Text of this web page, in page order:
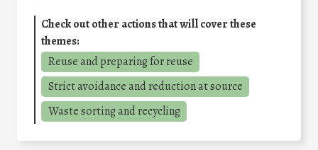
Check out other actions that will cover these
themes:
Reuse and preparing for reuse
Strict avoidance and reduction at source
Waste sorting and recycling